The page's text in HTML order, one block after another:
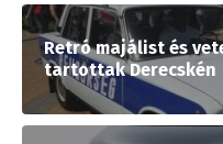
Retró majálist és
tartottak Derecskén